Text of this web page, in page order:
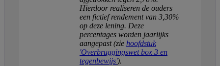
Hierdoor realiseren de ouders
een fictief rendement van 3,30%
op deze lening. Deze
percentages worden jaarlijks
aangepast (zie hoofdstuk
'Overbruggingswet box 3 en
tegenbewijs').